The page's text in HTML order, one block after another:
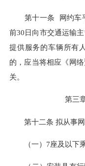
第十一条 网约车平
前30日向市交通运输
提供服务的车辆所有
的，应当将相应《网
关。
第三
第十二条 拟从事网
（一）7座及以下